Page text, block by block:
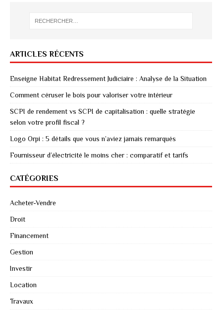
ARTICLES RÉCENTS
Enseigne Habitat Redressement Judiciaire : Analyse de la Situation
Comment céruser le bois pour valoriser votre intérieur
SCPI de rendement vs SCPI de capitalisation : quelle stratégie
selon votre profil fiscal ?
Logo Orpi : 5 détails que vous n’aviez jamais remarqués
Fournisseur d’électricité le moins cher : comparatif et tarifs
CATÉGORIES
Acheter-Vendre
Droit
Financement
Gestion
Investir
Location
Travaux